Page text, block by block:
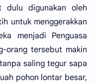
dulu digunakan oleh
untuk menggerakkan
menjadi Penguasa
orang tersebut makin
saling tegur sapa
pohon lontar besar,